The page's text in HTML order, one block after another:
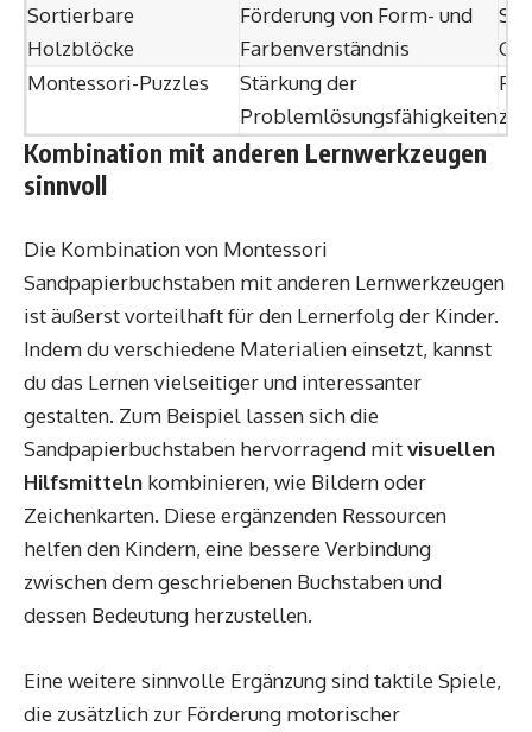
Sortierbare
Holzblöcke
Förderung von Form- und
Farbenverständnis
Montessori-Puzzles
Stärkung der
Problemlösungsfähigkeiten
Kombination mit anderen Lernwerkzeugen
sinnvoll
Die Kombination von Montessori
Sandpapierbuchstaben mit anderen Lernwerkzeugen
ist äußerst vorteilhaft für den Lernerfolg der Kinder.
Indem du verschiedene Materialien einsetzt, kannst
du das Lernen vielseitiger und interessanter
gestalten. Zum Beispiel lassen sich die
Sandpapierbuchstaben hervorragend mitvisuellen
Hilfsmitteln kombinieren, wie Bildern oder
Zeichenkarten. Diese ergänzenden Ressourcen
helfen den Kindern, eine bessere Verbindung
zwischen dem geschriebenen Buchstaben und
dessen Bedeutung herzustellen.
Eine weitere sinnvolle Ergänzung sind taktile Spiele,
die zusätzlich zur Förderung motorischer